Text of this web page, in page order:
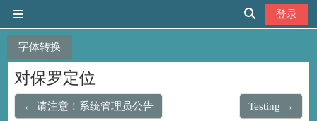
字体转换
切换搜索输入
登录
对保罗定位
← 请注意！系统管理员公告 Testing →